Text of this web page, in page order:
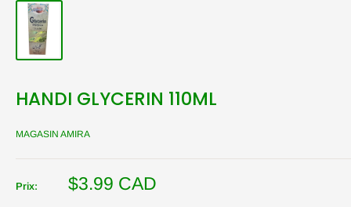
HANDI GLYCERIN 110ML
MAGASIN AMIRA
Prix:
Prix
$3.99 CAD